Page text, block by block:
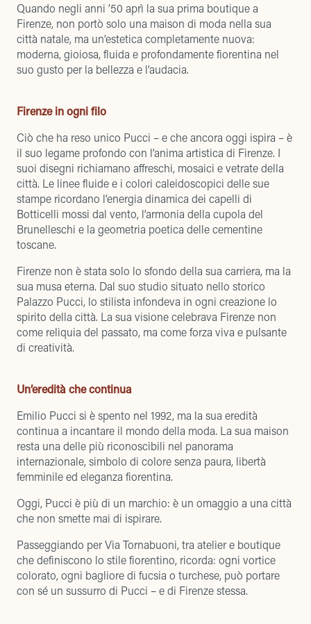
Quando negli anni ’50 aprì la sua prima boutique a
Firenze, non portò solo una maison di moda nella sua
città natale, ma un’estetica completamente nuova:
moderna, gioiosa, fluida e profondamente fiorentina nel
suo gusto per la bellezza e l’audacia.
Firenze in ogni filo
Ciò che ha reso unico Pucci – e che ancora oggi ispira – è
il suo legame profondo con l’anima artistica di Firenze. I
suoi disegni richiamano affreschi, mosaici e vetrate della
città. Le linee fluide e i colori caleidoscopici delle sue
stampe ricordano l’energia dinamica dei capelli di
Botticelli mossi dal vento, l’armonia della cupola del
Brunelleschi e la geometria poetica delle cementine
toscane.
Firenze non è stata solo lo sfondo della sua carriera, ma la
sua musa eterna. Dal suo studio situato nello storico
Palazzo Pucci, lo stilista infondeva in ogni creazione lo
spirito della città. La sua visione celebrava Firenze non
come reliquia del passato, ma come forza viva e pulsante
di creatività.
Un’eredità che continua
Emilio Pucci si è spento nel 1992, ma la sua eredità
continua a incantare il mondo della moda. La sua maison
resta una delle più riconoscibili nel panorama
internazionale, simbolo di colore senza paura, libertà
femminile ed eleganza fiorentina.
Oggi, Pucci è più di un marchio: è un omaggio a una città
che non smette mai di ispirare.
Passeggiando per Via Tornabuoni, tra atelier e boutique
che definiscono lo stile fiorentino, ricorda: ogni vortice
colorato, ogni bagliore di fucsia o turchese, può portare
con sé un sussurro di Pucci – e di Firenze stessa.